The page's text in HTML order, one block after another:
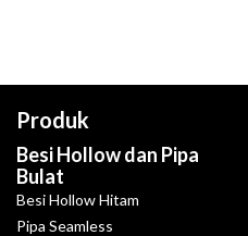
Produk
Besi Hollow dan Pipa
Bulat
Besi Hollow Hitam
Pipa Seamless